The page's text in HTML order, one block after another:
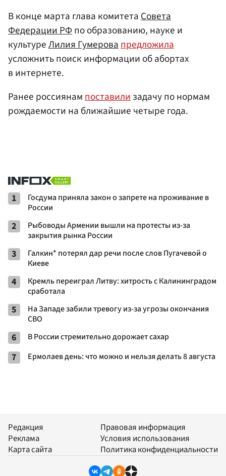
В конце марта глава комитетаСовета
Федерации РФпо образованию, науке и
культуреЛилия Гумеровапредложила
усложнить поиск информации об абортах
в интернете.
Ранее россиянампоставилизадачу по нормам
рождаемости на ближайшие четыре года.
1
Госдума приняла закон о запрете на проживание в
России
2
Рыбоводы Армении вышли на протесты из-за
закрытия рынка России
3
Галкин* потерял дар речи после слов Пугачевой о
Киеве
4
Кремль переиграл Литву: хитрость с Калининградом
сработала
5
На Западе забили тревогу из-за угрозы окончания
СВО
6 В России стремительно дорожает сахар
7 Ермолаев день: что можно и нельзя делать 8 августа
Редакция
Реклама
Карта сайта
Правовая информация
Условия использования
Политика конфиденциальности